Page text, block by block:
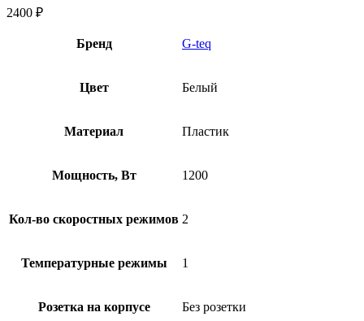
2400 ₽
Бренд G-teq
Цвет Белый
Материал Пластик
Мощность, Вт 1200
Кол-во скоростных режимов 2
Температурные режимы 1
Розетка на корпусе Без розетки